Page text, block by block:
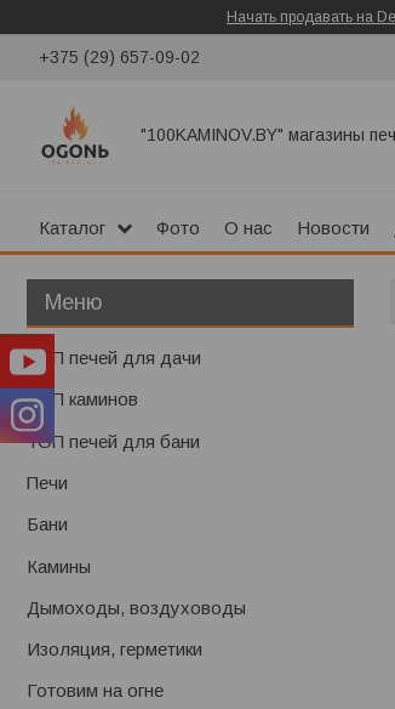
Начать продавать на
+375 (29) 657-09-02
"100KAMINOV.BY" магазины
Каталог Фото О нас Новости
ТОП печей для дачи
ТОП каминов
ТОП печей для бани
Печи
Бани
Камины
Дымоходы, воздуховоды
Изоляция, герметики
Готовим на огне